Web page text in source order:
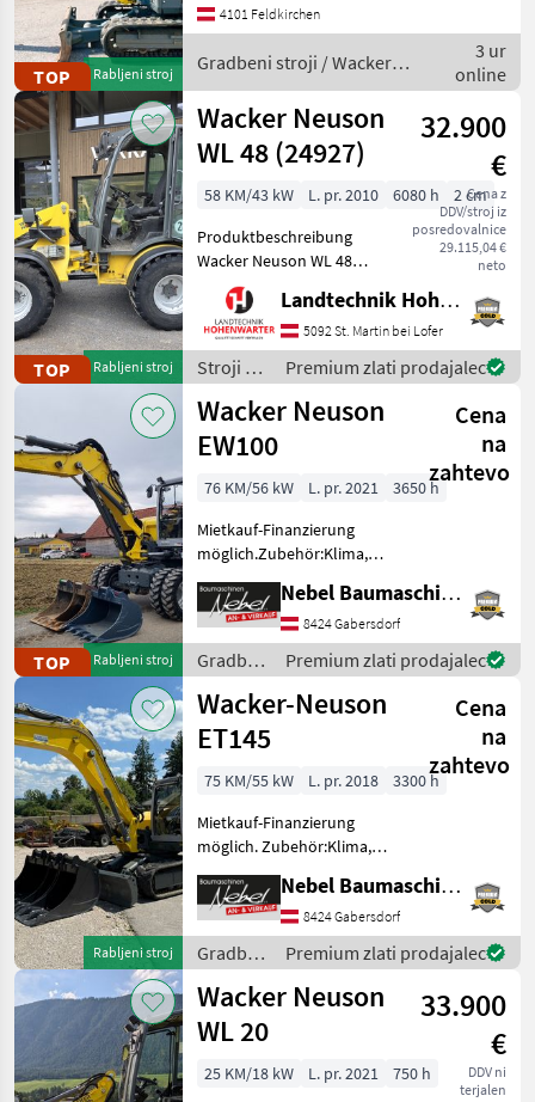
Marketplace
Ponudbe
trgovcev
Mali
oglasi
TOP Rabljeni stroj
Motor...............55, 4 kW, 4 Zyl.
Deutz Gewich
4101 Feldkirchen
Gradbeni stroji / Wacker
Neuson
3 ur
online
TOP Rabljeni stroj
Wacker Neuson
WL 48 (24927)
32.900
€
Cena z
DDV/stroj iz
posredovalnice
29.115,04 €
neto
58 KM/43 kW L. pr. 2010 6080 h
2 cm
Produktbeschreibung
Wacker Neuson WL 48
Hoflader Ich freue mich,
Ihnen im
Maschinenzentrum St.
Martin den Wacker Neuson
WL 48 Hoflader ausführlich
vorzustellen und
Landtechnik Hohenwarter GmbH
5092 St. Martin bei Lofer
Stroji z
motorji /
Wacker
Neuson
Premium zlati prodajalec
TOP Rabljeni stroj
Wacker Neuson
EW100
Cena
na
zahtevo
76 KM/56 kW L. pr. 2021
3650 h
Mietkauf-Finanzierung
möglich.Zubehör:Klima,
3Tieflöffel 400mm 600mm
900mm 1Böschungslöffel
1600mm Gradbeni stroji
Mobilni bager
Nebel Baumaschinen
8424 Gabersdorf
Gradbeni
stroji /
Wacker
Neuson
Premium zlati prodajalec
Rabljeni stroj
Wacker-Neuson
ET145
Cena
na
zahtevo
75 KM/55 kW L. pr. 2018
3300 h
Mietkauf-Finanzierung
möglich. Zubehör:Klima,
Powertilt, 3Tieflöffel
450mm 600mm 1200mm,
1Böschungslöffel 2000mm.
Gradbeni stroji Bager
gosenič
Nebel Baumaschinen
8424 Gabersdorf
Gradbeni
stroji /
Wacker
Neuson
Premium zlati prodajalec
Wacker Neuson
WL 20
33.900
€
DDV ni
terjalen
25 KM/18 kW L. pr. 2021
750 h